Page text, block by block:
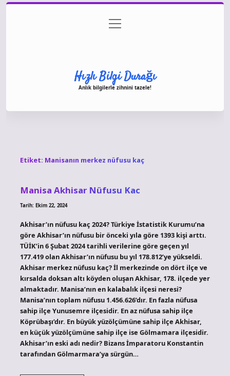
Gizlilik Politikası
menüyü
aç
Hızlı Bilgi Durağı
Anlık bilgilerle zihnini tazele!
Etiket: Manisanın merkez nüfusu kaç
Manisa Akhisar Nüfusu Kac
Tarih: Ekim 22, 2024
Akhisar’ın nüfusu kaç 2024? Türkiye İstatistik Kurumu’na
göre Akhisar’ın nüfusu bir önceki yıla göre 1393 kişi arttı.
TÜİK’in 6 Şubat 2024 tarihli verilerine göre geçen yıl
177.419 olan Akhisar’ın nüfusu bu yıl 178.812’ye yükseldi.
Akhisar merkez nüfusu kaç? İl merkezinde on dört ilçe ve
kırsalda doksan altı köyden oluşan Akhisar, 178. ilçede yer
almaktadır. Manisa’nın en kalabalık ilçesi neresi?
Manisa’nın toplam nüfusu 1.456.626’dır. En fazla nüfusa
sahip ilçe Yunusemre ilçesidir. En az nüfusa sahip ilçe
Köprübaşı’dır. En büyük yüzölçümüne sahip ilçe Akhisar,
en küçük yüzölçümüne sahip ilçe ise Gölmamara ilçesidir.
Akhisar’ın eski adı nedir? Bizans İmparatoru Konstantin
tarafından Gölmarmara’ya sürgün…